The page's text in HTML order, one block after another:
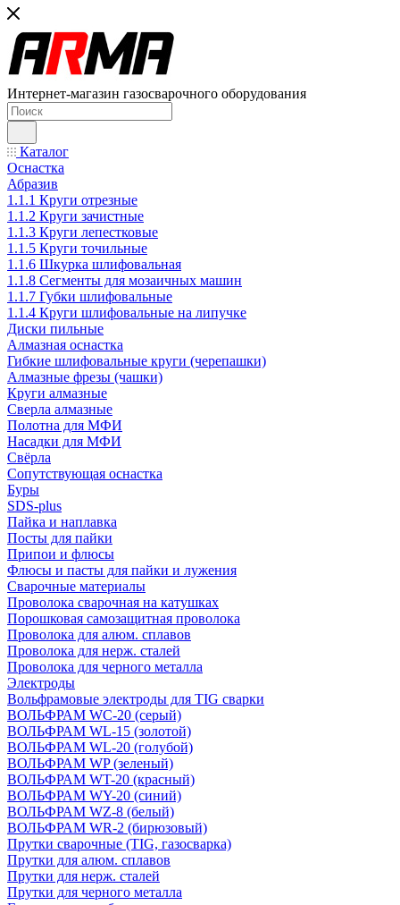
Интернет-магазин газосварочного оборудования
Каталог
Оснастка
Абразив
1.1.1 Круги отрезные
1.1.2 Круги зачистные
1.1.3 Круги лепестковые
1.1.5 Круги точильные
1.1.6 Шкурка шлифовальная
1.1.8 Сегменты для мозаичных машин
1.1.7 Губки шлифовальные
1.1.4 Круги шлифовальные на липучке
Диски пильные
Алмазная оснастка
Гибкие шлифовальные круги (черепашки)
Алмазные фрезы (чашки)
Круги алмазные
Сверла алмазные
Полотна для МФИ
Насадки для МФИ
Свёрла
Сопутствующая оснастка
Буры
SDS-plus
Пайка и наплавка
Посты для пайки
Припои и флюсы
Флюсы и пасты для пайки и лужения
Сварочные материалы
Проволока сварочная на катушках
Порошковая самозащитная проволока
Проволока для алюм. сплавов
Проволока для нерж. сталей
Проволока для черного металла
Электроды
Вольфрамовые электроды для TIG сварки
ВОЛЬФРАМ WC-20 (серый)
ВОЛЬФРАМ WL-15 (золотой)
ВОЛЬФРАМ WL-20 (голубой)
ВОЛЬФРАМ WP (зеленый)
ВОЛЬФРАМ WT-20 (красный)
ВОЛЬФРАМ WY-20 (синий)
ВОЛЬФРАМ WZ-8 (белый)
ВОЛЬФРАМ WR-2 (бирюзовый)
Прутки сварочные (TIG, газосварка)
Прутки для алюм. сплавов
Прутки для нерж. сталей
Прутки для черного металла